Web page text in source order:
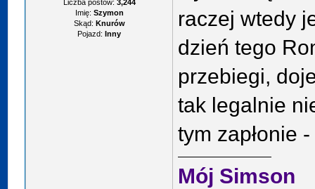
Liczba postów: 3,244
Imię: Szymon
Skąd: Knurów
Pojazd: Inny
raczej wtedy
dzień tego
przebiegi,
tak legalnie
tym zapłonie
Mój Simson